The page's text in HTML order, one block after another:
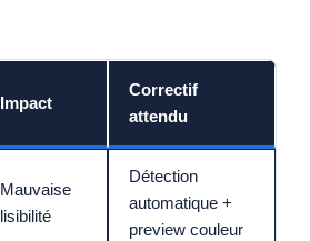
Impact
Correctif
attendu
Mauvaise
lisibilité
Détection
automatique +
preview couleur